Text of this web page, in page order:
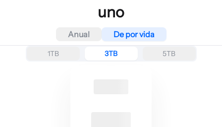
uno
Anual De por vida
1TB 3TB 5TB